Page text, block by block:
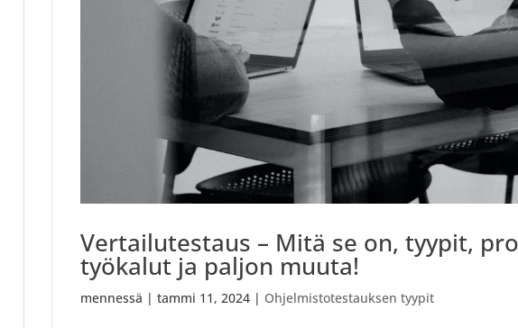
Vertailutestaus – Mitä se on, tyypit,
työkalut ja paljon muuta!
mennessä |tammi 11, 2024 | Ohjelmistotestauksen tyypit